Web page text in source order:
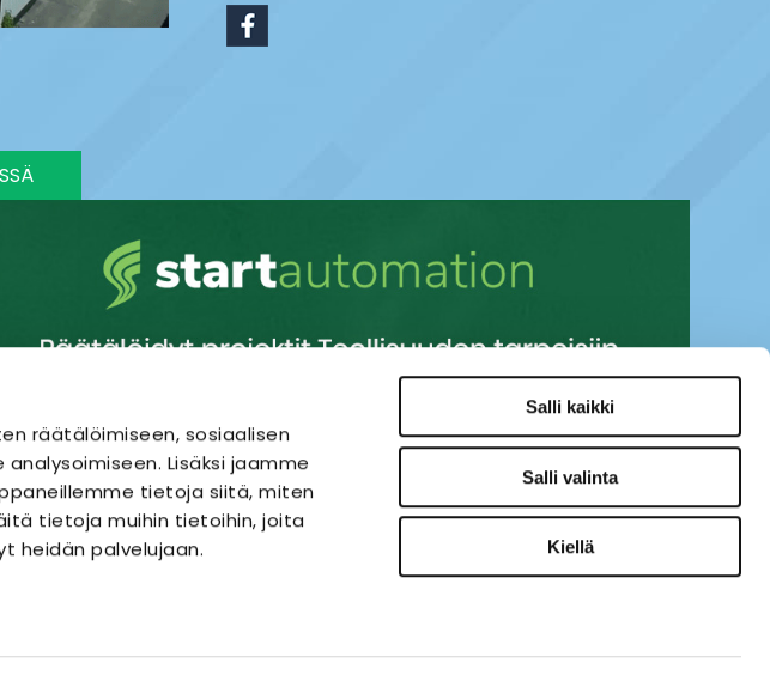
räätälöimiseen, sosiaalisen
Lisäksi jaamme
tietoja siitä, miten
tietoja muihin tietoihin, joita
heidän palvelujaan.
Salli kaikki
Salli valinta
Kiellä
VERKKOKAUPPA